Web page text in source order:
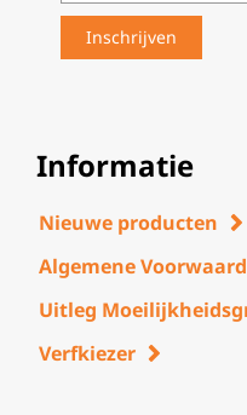
Informatie
Nieuwe producten
Algemene
Uitleg
Verfkiezer